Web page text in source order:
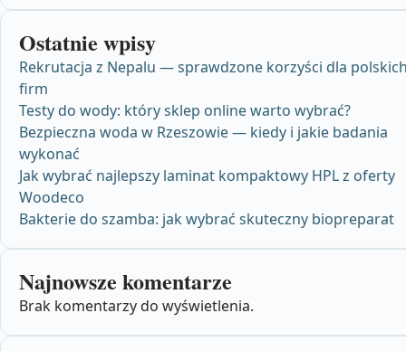
Ostatnie wpisy
Rekrutacja z Nepalu — sprawdzone korzyści dla
firm
Testy do wody: który sklep online warto wybrać?
Bezpieczna woda w Rzeszowie — kiedy i jakie badania
wykonać
Jak wybrać najlepszy laminat kompaktowy HPL z oferty
Woodeco
Bakterie do szamba: jak wybrać skuteczny biopreparat
Najnowsze komentarze
Brak komentarzy do wyświetlenia.